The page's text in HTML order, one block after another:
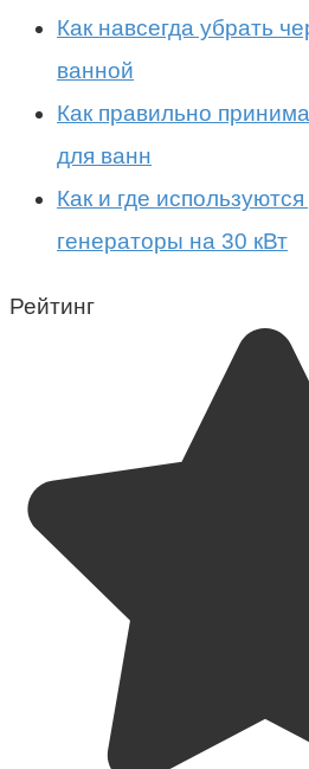
Как навсегда убрать
ванной
Как правильно
для ванн
Как и где
генераторы на 30 кВт
Рейтинг